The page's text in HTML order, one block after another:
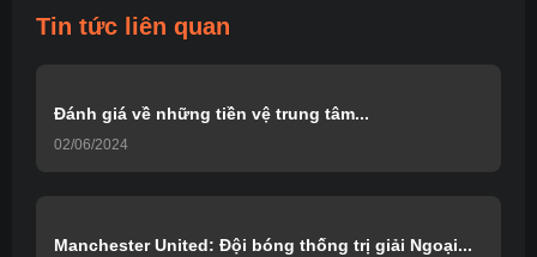
Tin tức liên quan
Đánh giá về những tiền vệ trung tâm...
02/06/2024
Manchester United: Đội bóng thống trị giải Ngoại...